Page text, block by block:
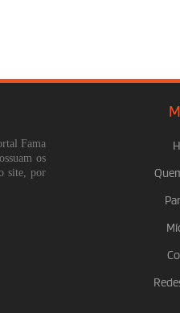
Fama
os
site, por